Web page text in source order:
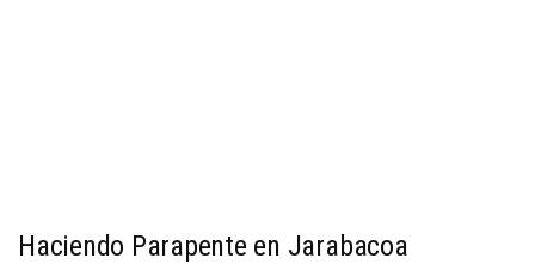
Haciendo Parapente en Jarabacoa